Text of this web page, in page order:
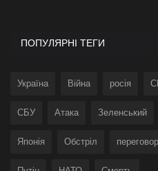
ПОПУЛЯРНІ ТЕГИ
Україна Війна росія
СБУ Атака Зеленський
Японія Обстріл